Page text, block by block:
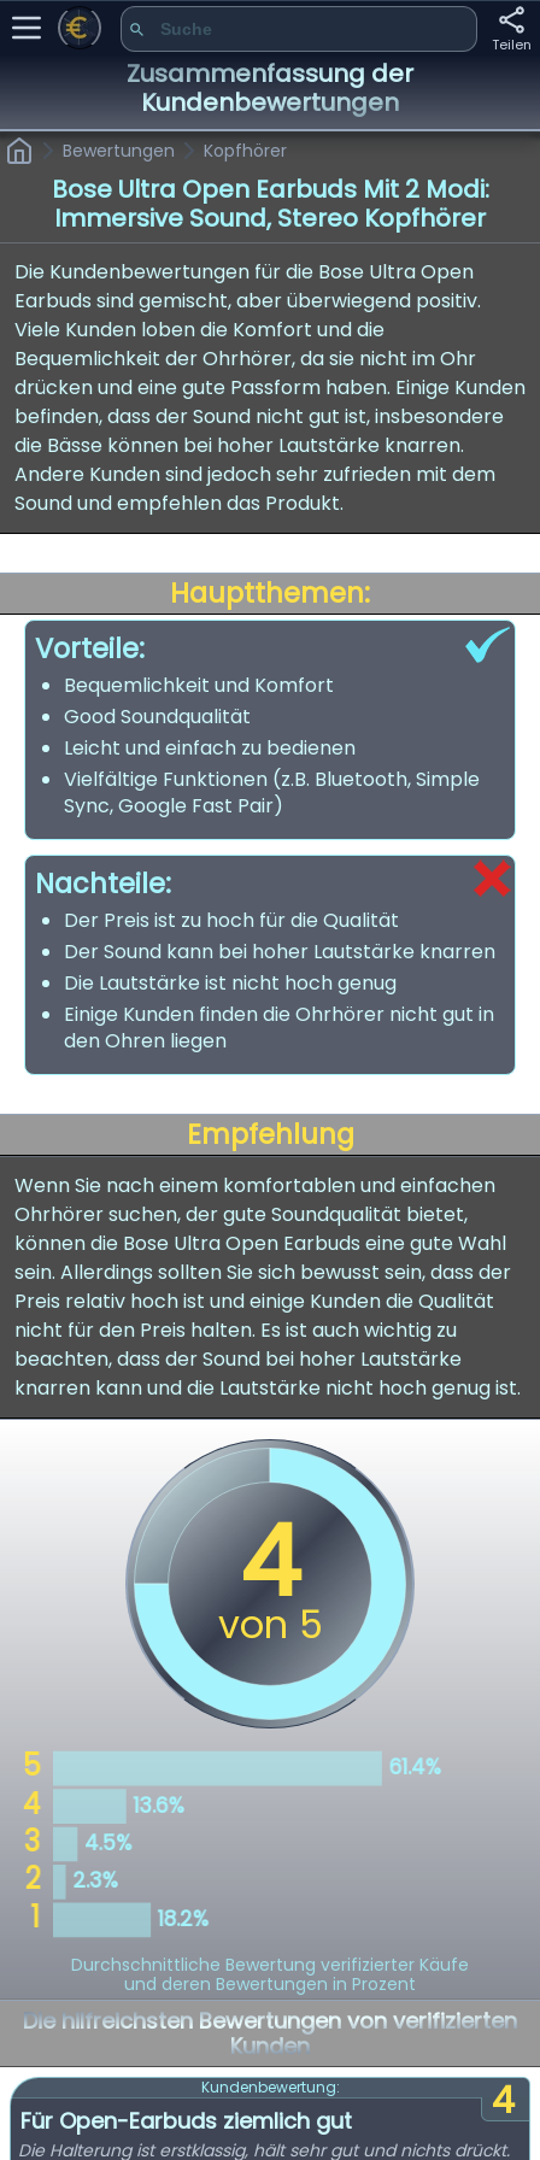
Teilen
Zusammenfassung der
Kundenbewertungen
Bewertungen Kopfhörer
Bose Ultra Open Earbuds Mit 2 Modi:
Immersive Sound, Stereo Kopfhörer
Die Kundenbewertungen für die Bose Ultra Open
Earbuds sind gemischt, aber überwiegend positiv.
Viele Kunden loben die Komfort und die
Bequemlichkeit der Ohrhörer, da sie nicht im Ohr
drücken und eine gute Passform haben. Einige Kunden
befinden, dass der Sound nicht gut ist, insbesondere
die Bässe können bei hoher Lautstärke knarren.
Andere Kunden sind jedoch sehr zufrieden mit dem
Sound und empfehlen das Produkt.
Hauptthemen:
Vorteile:
Bequemlichkeit und Komfort
Good Soundqualität
Leicht und einfach zu bedienen
Vielfältige Funktionen (z.B. Bluetooth, Simple
Sync, Google Fast Pair)
Nachteile:
Der Preis ist zu hoch für die Qualität
Der Sound kann bei hoher Lautstärke knarren
Die Lautstärke ist nicht hoch genug
Einige Kunden finden die Ohrhörer nicht gut in
den Ohren liegen
Empfehlung
Wenn Sie nach einem komfortablen und einfachen
Ohrhörer suchen, der gute Soundqualität bietet,
können die Bose Ultra Open Earbuds eine gute Wahl
sein. Allerdings sollten Sie sich bewusst sein, dass der
Preis relativ hoch ist und einige Kunden die Qualität
nicht für den Preis halten. Es ist auch wichtig zu
beachten, dass der Sound bei hoher Lautstärke
knarren kann und die Lautstärke nicht hoch genug ist.
Durchschnittliche Bewertung verifizierter Käufe
und deren Bewertungen in Prozent
Die hilfreichsten Bewertungen von verifizierten
Kunden
4
Kundenbewertung:
Für Open-Earbuds ziemlich gut
Die Halterung ist erstklassig, hält sehr gut und nichts drückt.